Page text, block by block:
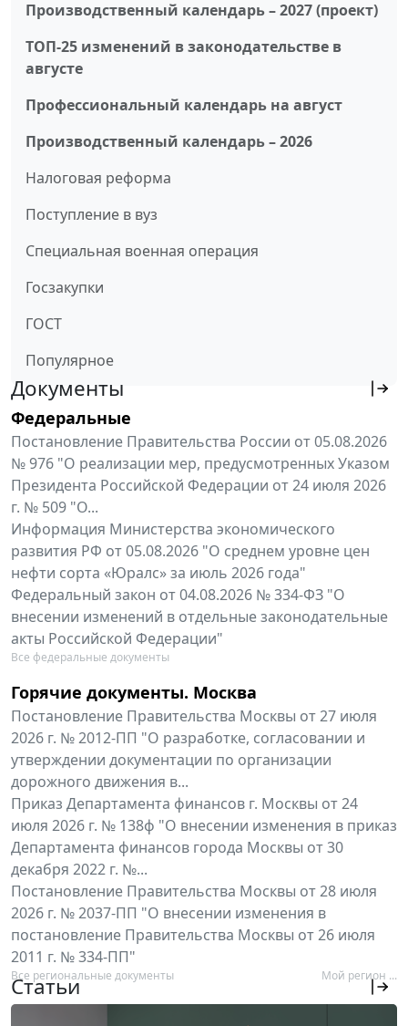
Производственный календарь – 2027 (проект)
ТОП-25 изменений в законодательстве в
августе
Профессиональный календарь на август
Производственный календарь – 2026
Налоговая реформа
Поступление в вуз
Специальная военная операция
Госзакупки
ГОСТ
Популярное
Документы
Федеральные
Постановление Правительства России от 05.08.2026
№ 976 "О реализации мер, предусмотренных Указом
Президента Российской Федерации от 24 июля 2026
г. № 509 "О...
Информация Министерства экономического
развития РФ от 05.08.2026 "О среднем уровне цен
нефти сорта «Юралс» за июль 2026 года"
Федеральный закон от 04.08.2026 № 334-ФЗ "О
внесении изменений в отдельные законодательные
акты Российской Федерации"
Все федеральные документы
Горячие документы. Москва
Постановление Правительства Москвы от 27 июля
2026 г. № 2012-ПП "О разработке, согласовании и
утверждении документации по организации
дорожного движения в...
Приказ Департамента финансов г. Москвы от 24
июля 2026 г. № 138ф "О внесении изменения в приказ
Департамента финансов города Москвы от 30
декабря 2022 г. №...
Постановление Правительства Москвы от 28 июля
2026 г. № 2037-ПП "О внесении изменения в
постановление Правительства Москвы от 26 июля
2011 г. № 334-ПП"
Все региональные документы Мой регион ...
Статьи